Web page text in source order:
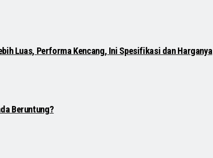
Luas, Performa Kencang, Ini Spesifikasi dan Harganya
Beruntung?